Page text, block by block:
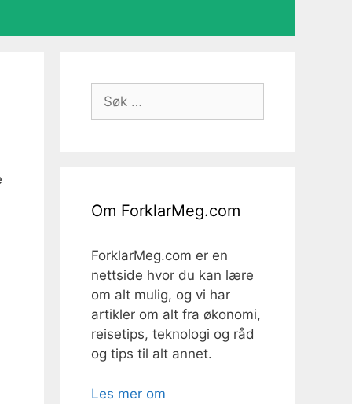
Søk
etter:
Om ForklarMeg.com
ForklarMeg.com er en
nettside hvor du kan lære
om alt mulig, og vi har
artikler om alt fra økonomi,
reisetips, teknologi og råd
og tips til alt annet.
Les mer om